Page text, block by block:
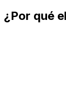
¿Por qué